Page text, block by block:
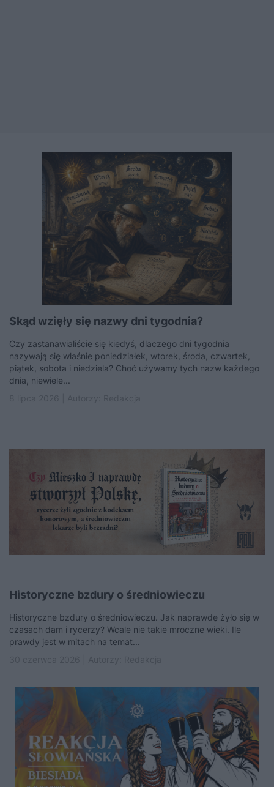
Skąd wzięły się nazwy dni tygodnia?
Czy zastanawialiście się kiedyś, dlaczego dni tygodnia
nazywają się właśnie poniedziałek, wtorek, środa, czwartek,
piątek, sobota i niedziela? Choć używamy tych nazw każdego
dnia, niewiele...
Historyczne bzdury o średniowieczu
Historyczne bzdury o średniowieczu. Jak naprawdę żyło się w
czasach dam i rycerzy? Wcale nie takie mroczne wieki. Ile
prawdy jest w mitach na temat...